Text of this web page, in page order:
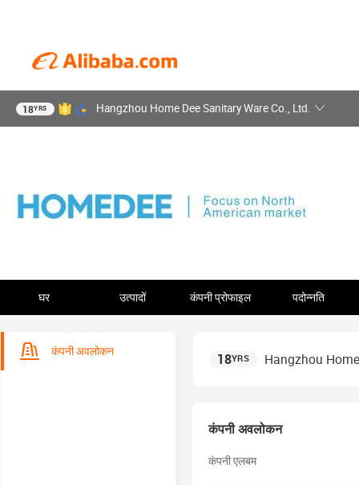
18YRS Hangzhou Home Dee Sanitary Ware Co., Ltd.
घर उत्पादों कंपनी प्रोफाइल पदोन्नति
कंपनी अवलोकन 18YRS Hangzhou
कंपनी अवलोकन
कंपनी एलबम